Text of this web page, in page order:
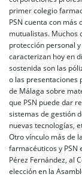
primer colegio
PSN cuenta con
mutualistas. Muchos
protección personal
caracterizan hoy en
sostenida son las
o las presentaciones
de Málaga sobre
que PSN puede dar
sistemas de gestión
nuevas tecnologías,
Otro vínculo más de
farmacéuticos y PSN
Pérez Fernández, al
elección en la